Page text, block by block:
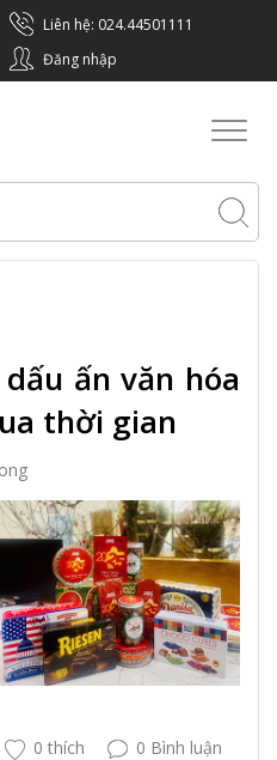
Liên hệ: 024.44501111
Đăng nhập
ấn văn hóa
thời gian
0 thích
0 Bình luận